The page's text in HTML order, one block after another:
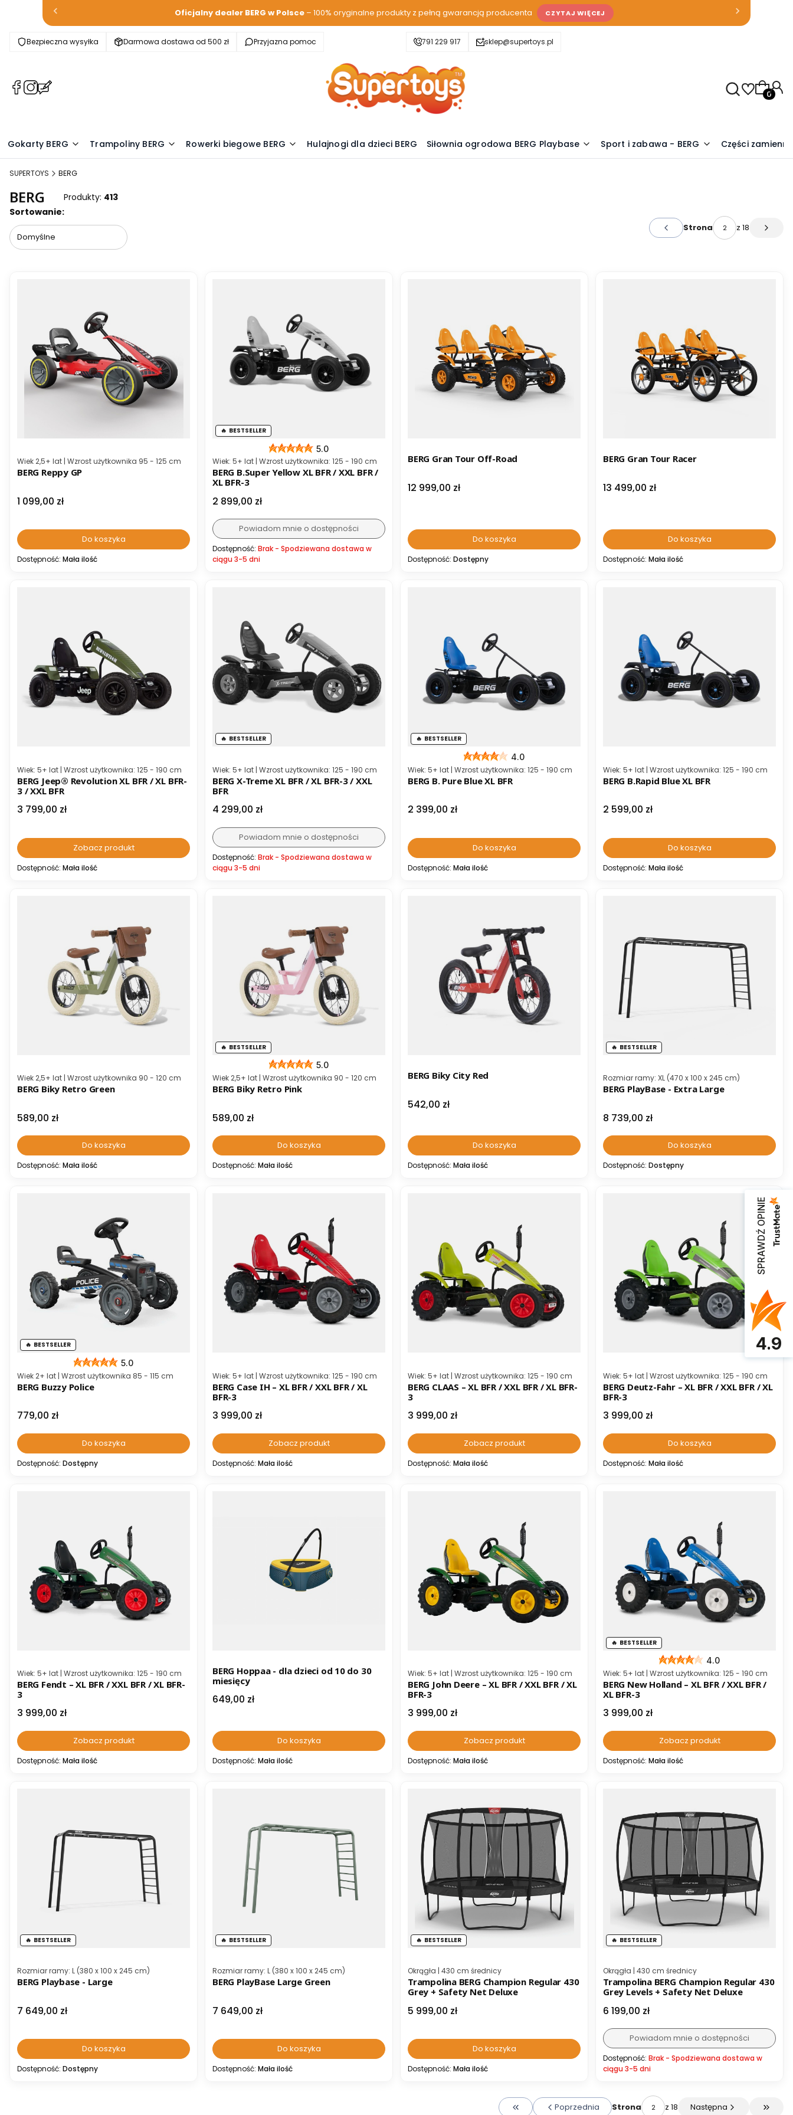
Oficjalny dealer BERG w Polsce – 100% oryginalne produkty z pełną gwarancją producenta CZYTAJ WIĘCEJ
Bezpieczna wysyłka Darmowa dostawa od 500 zł Przyjazna pomoc 791 229 917 sklep@supertoys.pl
(Otwiera
karcie)
(Otwiera
karcie)
(Otwiera
karcie)
Gokarty BERG Trampoliny BERG Rowerki biegowe BERG Hulajnogi dla dzieci BERG Siłownia ogrodowa BERG Playbase Sport i zabawa - BERG Części
SUPERTOYS BERG
BERG Produkty: 413
Lista produktów
Sortowanie:
Domyślne Poprzednie produkty
Strona z 18
Kod producenta
Wiek 2,5+ lat | Wzrost użytkownika 95 - 125 cm
BERG Reppy GP
Cena
1 099,00 zł
Do koszyka
Dostępność: Mała ilość
BESTSELLER
5.0
Kod producenta
Wiek: 5+ lat | Wzrost użytkownika: 125 - 190 cm
BERG B.Super Yellow XL BFR / XXL BFR /
XL BFR-3
Cena
2 899,00 zł
Powiadom mnie o dostępności
Dostępność: Brak - Spodziewana dostawa w
ciągu 3-5 dni
BERG Gran Tour Off-Road
Cena
12 999,00 zł
Do koszyka
Dostępność: Dostępny
BERG Gran Tour Racer
Cena
13 499,00 zł
Do koszyka
Dostępność: Mała ilość
Kod producenta
Wiek: 5+ lat | Wzrost użytkownika: 125 - 190 cm
BERG Jeep® Revolution XL BFR / XL BFR-
3 / XXL BFR
Cena
3 799,00 zł
Zobacz produkt
Dostępność: Mała ilość
BESTSELLER
Kod producenta
Wiek: 5+ lat | Wzrost użytkownika: 125 - 190 cm
BERG X-Treme XL BFR / XL BFR-3 / XXL
BFR
Cena
4 299,00 zł
Powiadom mnie o dostępności
Dostępność: Brak - Spodziewana dostawa w
ciągu 3-5 dni
BESTSELLER
4.0
Kod producenta
Wiek: 5+ lat | Wzrost użytkownika: 125 - 190 cm
BERG B. Pure Blue XL BFR
Cena
2 399,00 zł
Do koszyka
Dostępność: Mała ilość
Kod producenta
Wiek: 5+ lat | Wzrost użytkownika: 125 - 190 cm
BERG B.Rapid Blue XL BFR
Cena
2 599,00 zł
Do koszyka
Dostępność: Mała ilość
Kod producenta
Wiek 2,5+ lat | Wzrost użytkownika 90 - 120 cm
BERG Biky Retro Green
Cena
589,00 zł
Do koszyka
Dostępność: Mała ilość
BESTSELLER
5.0
Kod producenta
Wiek 2,5+ lat | Wzrost użytkownika 90 - 120 cm
BERG Biky Retro Pink
Cena
589,00 zł
Do koszyka
Dostępność: Mała ilość
BERG Biky City Red
Cena
542,00 zł
Do koszyka
Dostępność: Mała ilość
BESTSELLER
Kod producenta
Rozmiar ramy: XL (470 x 100 x 245 cm)
BERG PlayBase - Extra Large
Cena
8 739,00 zł
Do koszyka
Dostępność: Dostępny
BESTSELLER
5.0
Kod producenta
Wiek 2+ lat | Wzrost użytkownika 85 - 115 cm
BERG Buzzy Police
Cena
779,00 zł
Do koszyka
Dostępność: Dostępny
Kod producenta
Wiek: 5+ lat | Wzrost użytkownika: 125 - 190 cm
BERG Case IH – XL BFR / XXL BFR / XL
BFR-3
Cena
3 999,00 zł
Zobacz produkt
Dostępność: Mała ilość
Kod producenta
Wiek: 5+ lat | Wzrost użytkownika: 125 - 190 cm
BERG CLAAS – XL BFR / XXL BFR / XL BFR-
3
Cena
3 999,00 zł
Zobacz produkt
Dostępność: Mała ilość
Kod producenta
Wiek: 5+ lat | Wzrost użytkownika: 125 - 190 cm
BERG Deutz-Fahr – XL BFR / XXL BFR / XL
BFR-3
Cena
3 999,00 zł
Do koszyka
Dostępność: Mała ilość
Kod producenta
Wiek: 5+ lat | Wzrost użytkownika: 125 - 190 cm
BERG Fendt – XL BFR / XXL BFR / XL BFR-
3
Cena
3 999,00 zł
Zobacz produkt
Dostępność: Mała ilość
BERG Hoppaa - dla dzieci od 10 do 30
miesięcy
Cena
649,00 zł
Do koszyka
Dostępność: Mała ilość
Kod producenta
Wiek: 5+ lat | Wzrost użytkownika: 125 - 190 cm
BERG John Deere – XL BFR / XXL BFR / XL
BFR-3
Cena
3 999,00 zł
Zobacz produkt
Dostępność: Mała ilość
BESTSELLER
4.0
Kod producenta
Wiek: 5+ lat | Wzrost użytkownika: 125 - 190 cm
BERG New Holland – XL BFR / XXL BFR /
XL BFR-3
Cena
3 999,00 zł
Zobacz produkt
Dostępność: Mała ilość
BESTSELLER
Kod producenta
Rozmiar ramy: L (380 x 100 x 245 cm)
BERG Playbase - Large
Cena
7 649,00 zł
Do koszyka
Dostępność: Dostępny
BESTSELLER
Kod producenta
Rozmiar ramy: L (380 x 100 x 245 cm)
BERG PlayBase Large Green
Cena
7 649,00 zł
Do koszyka
Dostępność: Mała ilość
BESTSELLER
Kod producenta
Okrągła | 430 cm średnicy
Trampolina BERG Champion Regular 430
Grey + Safety Net Deluxe
Cena
5 999,00 zł
Do koszyka
Dostępność: Mała ilość
BESTSELLER
Kod producenta
Okrągła | 430 cm średnicy
Trampolina BERG Champion Regular 430
Grey Levels + Safety Net Deluxe
Cena
6 199,00 zł
Powiadom mnie o dostępności
Dostępność: Brak - Spodziewana dostawa w
ciągu 3-5 dni
Wróć do pierwszej strony z produktami
Poprzednia Strona z 18 Następna
SPRAWDŹ OPINIE
4.9